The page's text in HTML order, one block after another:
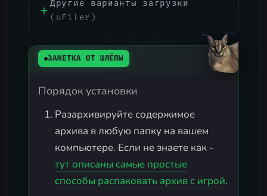
Другие варианты загрузки
(uFiler)
ЗАМЕТКА ОТ ШЛЁПЫ
Порядок установки
Разархивируйте содержимое
архива в любую папку на вашем
компьютере. Если не знаете как -
тут описаны самые простые
способы распаковать архив с игрой.